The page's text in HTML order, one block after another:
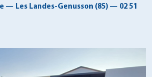
— Les Landes-Genusson (85) — 02 51